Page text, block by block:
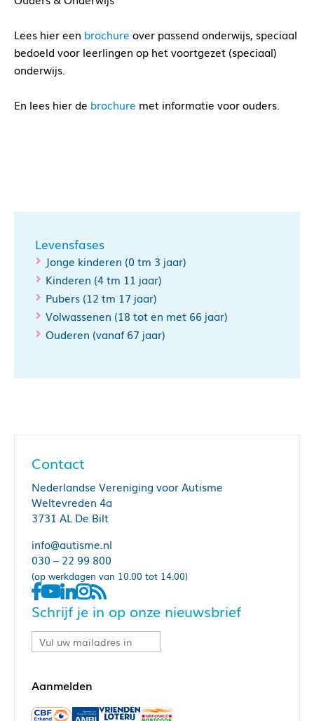
Lees hier een brochure over passend onderwijs, speciaal
bedoeld voor leerlingen op het voortgezet (speciaal)
onderwijs.
En lees hier de brochure met informatie voor ouders.
Levensfases
Jonge kinderen (0 tm 3 jaar)
Kinderen (4 tm 11 jaar)
Pubers (12 tm 17 jaar)
Volwassenen (18 tot en met 66 jaar)
Ouderen (vanaf 67 jaar)
Contact
Nederlandse Vereniging voor Autisme
Weltevreden 4a
3731 AL De Bilt
info@autisme.nl
030 – 22 99 800
(op werkdagen van 10.00 tot 14.00)
Schrijf je in op onze nieuwsbrief